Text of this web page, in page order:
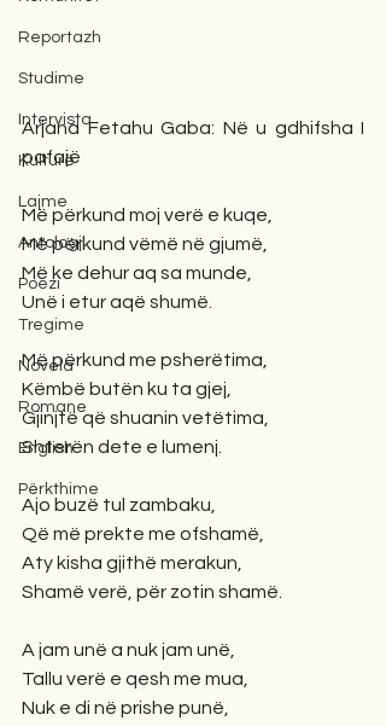
Reportazh
Studime
Intervista
Kulturë
Lajme
Antologji
Poezi
Tregime
Novela
Romane
English
Përkthime
Arjana Fetahu Gaba: Në u gdhifsha I
pafajë
Më përkund moj verë e kuqe,
Më përkund vëmë në gjumë,
Më ke dehur aq sa munde,
Unë i etur aqë shumë.
Më përkund me psherëtima,
Këmbë butën ku ta gjej,
Gjinjtë që shuanin vetëtima,
Shterën dete e lumenj.
Ajo buzë tul zambaku,
Që më prekte me ofshamë,
Aty kisha gjithë merakun,
Shamë verë, për zotin shamë.
A jam unë a nuk jam unë,
Tallu verë e qesh me mua,
Nuk e di në prishe punë,